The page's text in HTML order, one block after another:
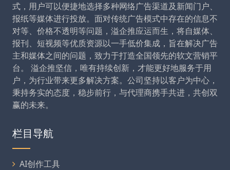
式，用户可以便捷地选择多种网络广告渠道及新闻门户、
报纸等媒体进行投放。面对传统广告模式中存在的信息不
对等、价格不透明等问题，溢企推应运而生，将自媒体、
报刊、短视频等优质资源以一手低价集成，旨在解决广告
主和媒体之间的问题，致力于打造全国领先的软文营销平
台。 溢企推坚信，唯有持续创新，才能更好地服务于用
户，为行业带来更多解决方案。公司坚持以客户为中心，
秉持务实的态度，稳步前行，与代理商携手共进，共创双
赢的未来。
栏目导航
AI创作工具